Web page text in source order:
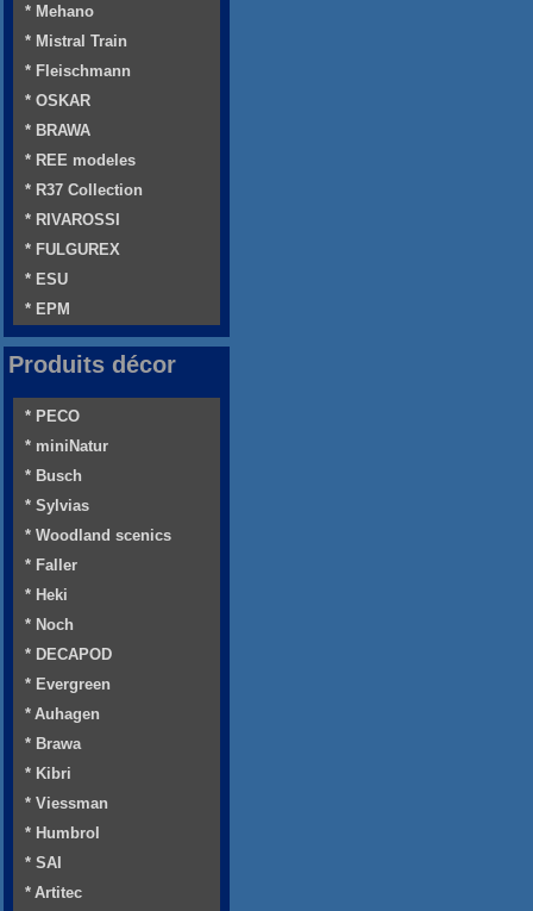
* Mehano
* Mistral Train
* Fleischmann
* OSKAR
* BRAWA
* REE modeles
* R37 Collection
* RIVAROSSI
* FULGUREX
* ESU
* EPM
Produits décor
* PECO
* miniNatur
* Busch
* Sylvias
* Woodland scenics
* Faller
* Heki
* Noch
* DECAPOD
* Evergreen
* Auhagen
* Brawa
* Kibri
* Viessman
* Humbrol
* SAI
* Artitec